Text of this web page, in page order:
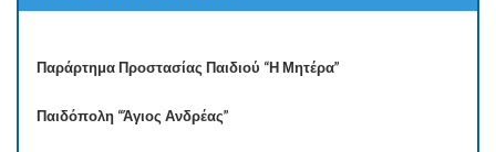
Παράρτημα Προστασίας Παιδιού “Η Μητέρα”
Παιδόπολη “Άγιος Ανδρέας”